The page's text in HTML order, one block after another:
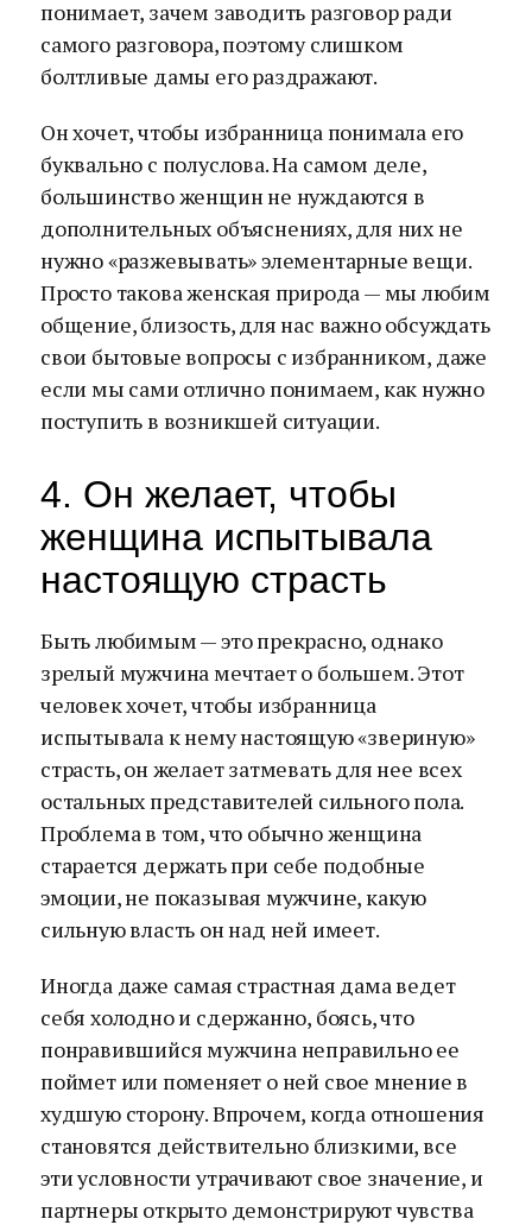
понимает, зачем заводить разговор ради
самого разговора, поэтому слишком
болтливые дамы его раздражают.
Он хочет, чтобы избранница понимала его
буквально с полуслова. На самом деле,
большинство женщин не нуждаются в
дополнительных объяснениях, для них не
нужно «разжевывать» элементарные вещи.
Просто такова женская природа — мы любим
общение, близость, для нас важно обсуждать
свои бытовые вопросы с избранником, даже
если мы сами отлично понимаем, как нужно
поступить в возникшей ситуации.
4. Он желает, чтобы
женщина испытывала
настоящую страсть
Быть любимым — это прекрасно, однако
зрелый мужчина мечтает о большем. Этот
человек хочет, чтобы избранница
испытывала к нему настоящую «звериную»
страсть, он желает затмевать для нее всех
остальных представителей сильного пола.
Проблема в том, что обычно женщина
старается держать при себе подобные
эмоции, не показывая мужчине, какую
сильную власть он над ней имеет.
Иногда даже самая страстная дама ведет
себя холодно и сдержанно, боясь, что
понравившийся мужчина неправильно ее
поймет или поменяет о ней свое мнение в
худшую сторону. Впрочем, когда отношения
становятся действительно близкими, все
эти условности утрачивают свое значение, и
партнеры открыто демонстрируют чувства